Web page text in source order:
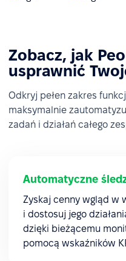
Zobacz, jak
usprawnić
Odkryj pełen zakres
maksymalnie
zadań i działań całego
Automatyczne
Zyskaj cenny wgląd w
i dostosuj jego
dzięki bieżącemu
pomocą wskaźników